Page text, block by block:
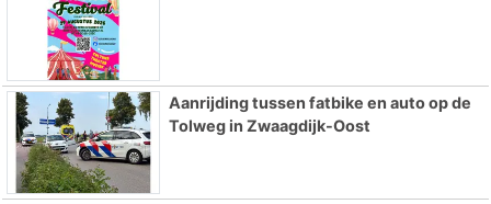
Aanrijding tussen fatbike en auto op de
Tolweg in Zwaagdijk-Oost